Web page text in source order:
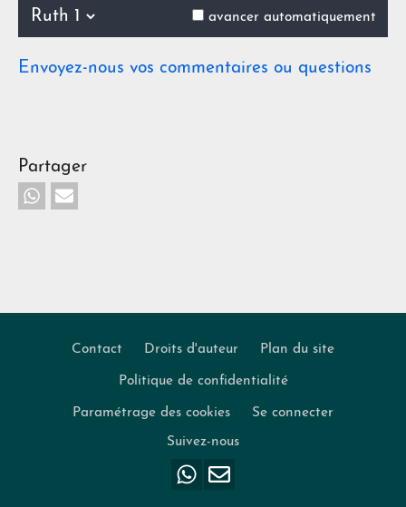
Précédent
avancer automatiquement
Envoyez-nous vos commentaires ou questions
Partager
Contact Droits d'auteur Plan du site
Politique de confidentialité
Paramétrage des cookies
Se connecter
Suivez-nous